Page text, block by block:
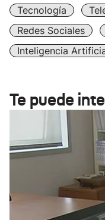
Tecnología
Redes Sociales
Inteligencia
Te puede